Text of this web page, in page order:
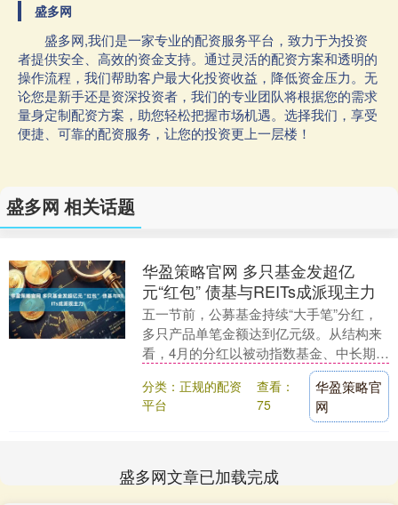
盛多网
盛多网,我们是一家专业的配资服务平台，致力于为投资
者提供安全、高效的资金支持。通过灵活的配资方案和透明的
操作流程，我们帮助客户最大化投资收益，降低资金压力。无
论您是新手还是资深投资者，我们的专业团队将根据您的需求
量身定制配资方案，助您轻松把握市场机遇。选择我们，享受
便捷、可靠的配资服务，让您的投资更上一层楼！
盛多网 相关话题
华盈策略官网 多只基金发超亿
元“红包” 债基与REITs成派现主力
五一节前，公募基金持续“大手笔”分红，
多只产品单笔金额达到亿元级。从结构来
看，4月的分红以被动指数基金、中长期纯
债基金和REITs为主，主动权益类产品亦
有参与，....
分类：正规的配资
平台
查看：
75
华盈策略官
网
盛多网文章已加载完成